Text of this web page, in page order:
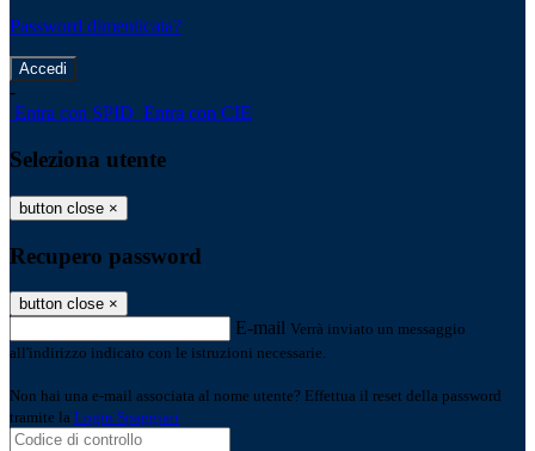
Password dimenticata?
-
Entra con SPID Entra con CIE
Seleziona utente
button close ×
Recupero password
button close ×
E-mail Verrà inviato un messaggio
all'indirizzo indicato con le istruzioni necessarie.
Non hai una e-mail associata al nome utente? Effettua il reset della password
tramite la Login Spaggiari